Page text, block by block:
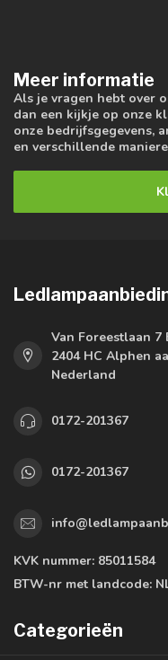
Meer informatie
Als je vragen hebt over
dan een kijkje op onze
onze bedrijfsgegevens,
en verschillende
Van Foreestlaan 7
2404 HC Alphen
Nederland
0172-201367
0172-201367
KVK nummer: 85011584
BTW-nr met landcode:
Categorieën